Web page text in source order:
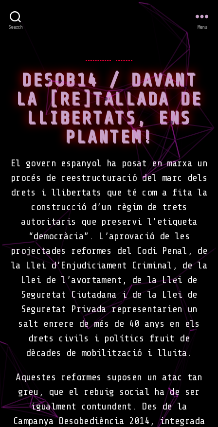
Search Menu
DESOB14 / DAVANT
LA [RE]TALLADA DE
LLIBERTATS, ENS
PLANTEM!
El govern espanyol ha posat en marxa un
procés de reestructuració del marc dels
drets i llibertats que té com a fita la
construcció d’un règim de trets
autoritaris que preservi l’etiqueta
“democràcia”. L’aprovació de les
projectades reformes del Codi Penal, de
la Llei d’Enjudiciament Criminal, de la
Llei de l’avortament, de la Llei de
Seguretat Ciutadana i de la Llei de
Seguretat Privada representarien un
salt enrere de més de 40 anys en els
drets civils i polítics fruit de
dècades de mobilització i lluita.
Aquestes reformes suposen un atac tan
greu, que el rebuig social ha de ser
igualment contundent. Des de la
Campanya Desobediència 2014, integrada